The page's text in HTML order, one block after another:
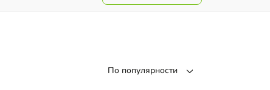
По популярности